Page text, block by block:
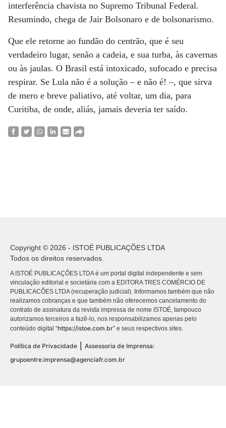
interferência chavista no Supremo Tribunal Federal.
Resumindo, chega de Jair Bolsonaro e de bolsonarismo.
Que ele retorne ao fundão do centrão, que é seu
verdadeiro lugar, senão a cadeia, e sua turba, às cavernas
ou às jaulas. O Brasil está intoxicado, sufocado e precisa
respirar. Se Lula não é a solução – e não é! –, que sirva
de mero e breve paliativo, até voltar, um dia, para
Curitiba, de onde, aliás, jamais deveria ter saído.
Copyright © 2026 - ISTOÉ PUBLICAÇÕES LTDA
Todos os direitos reservados.
A ISTOÉ PUBLICAÇÕES LTDA é um portal digital independente e sem
vinculação editorial e societária com a EDITORA TRES COMÉRCIO DE
PUBLICACÕES LTDA (recuperação judicial). Informamos também que não
realizamos cobranças e que também não oferecemos cancelamento do
contrato de assinatura da revista impressa de nome ISTOÉ, tampouco
autorizamos terceiros a fazê-lo, nos responsabilizamos apenas pelo
conteúdo digital “https://istoe.com.br” e seus respectivos sites.
Política de Privacidade
Assessoria de Imprensa:
grupoentre.imprensa@agenciafr.com.br